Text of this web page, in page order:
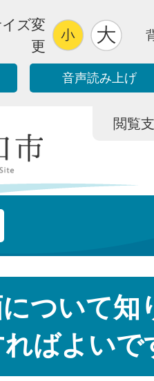
ズ変
更
音声読み上げ
閲覧
ついて知
ばよいで